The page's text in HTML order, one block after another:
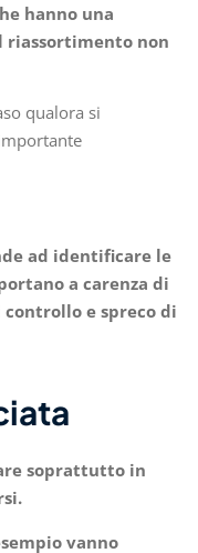
hanno una
riassortimento non
qualora si
ad identificare le
a carenza di
e spreco di
soprattutto in
vanno